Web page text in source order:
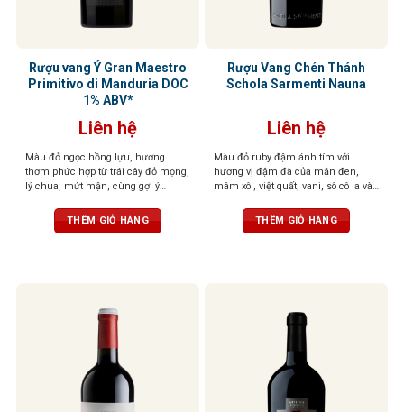
Rượu vang Ý Gran Maestro
Primitivo di Manduria DOC
1% ABV*
Liên hệ
Màu đỏ ngọc hồng lựu, hương
thơm phức hợp từ trái cây đỏ mọng,
lý chua, mứt mận, cùng gợi ý
tròn trịa, tannin mềm mại, ngọt
THÊM GIỎ HÀNG
Rượu Vang Chén Thánh
Schola Sarmenti Nauna
Liên hệ
Màu đỏ ruby đậm ánh tím với
hương vị đậm đà của mận đen,
mâm xôi, việt quất, vani, sô cô la và
với vị chát mềm mại và dư vị trái
cây khô kéo dài
THÊM GIỎ HÀNG